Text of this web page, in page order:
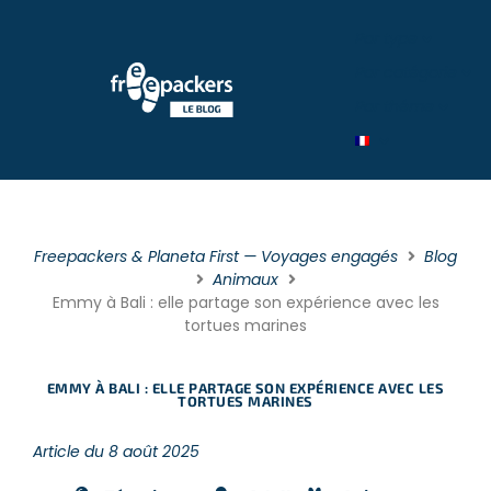
Freepackers & Planeta First — Voyages engagés
Blog
Animaux
Emmy à Bali : elle partage son expérience avec les
tortues marines
EMMY À BALI : ELLE PARTAGE SON EXPÉRIENCE AVEC LES
TORTUES MARINES
Article du 8 août 2025